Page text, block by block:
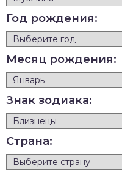
Год рождения:
Месяц рождения:
Знак зодиака:
Страна: